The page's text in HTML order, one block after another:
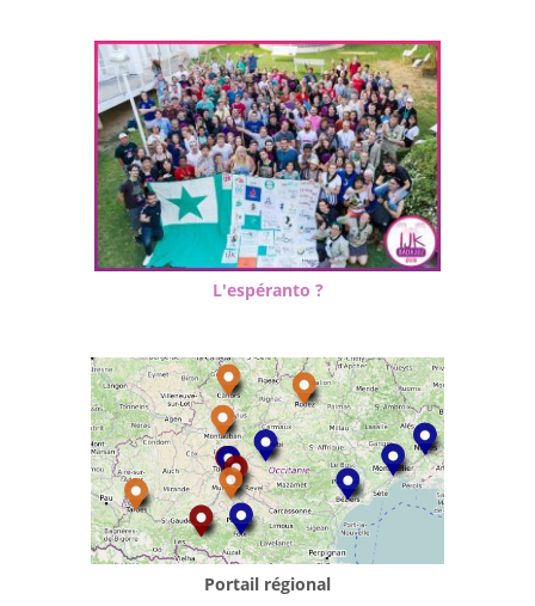
L'espéranto ?
Portail régional